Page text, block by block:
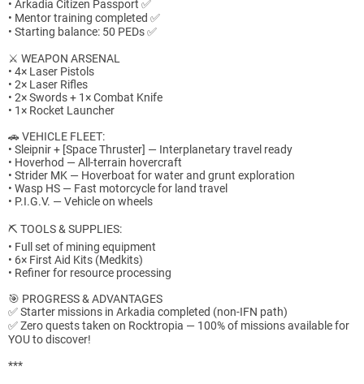
• Arkadia Citizen Passport ✅
• Mentor training completed ✅
• Starting balance: 50 PEDs ✅
⚔️ WEAPON ARSENAL
• 4× Laser Pistols
• 2× Laser Rifles
• 2× Swords + 1× Combat Knife
• 1× Rocket Launcher
🚗 VEHICLE FLEET:
• Sleipnir + [Space Thruster] — Interplanetary travel ready
• Hoverhod — All-terrain hovercraft
• Strider MK — Hoverboat for water and grunt exploration
• Wasp HS — Fast motorcycle for land travel
• P.I.G.V. — Vehicle on wheels
⛏️ TOOLS & SUPPLIES:
• Full set of mining equipment
• 6× First Aid Kits (Medkits)
• Refiner for resource processing
🎯 PROGRESS & ADVANTAGES
✅ Starter missions in Arkadia completed (non-IFN path)
✅ Zero quests taken on Rocktropia — 100% of missions available for
YOU to discover!
***